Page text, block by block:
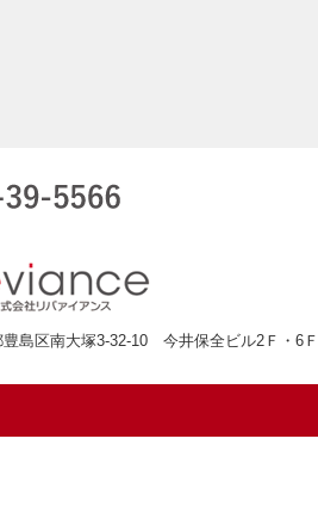
豊島区南大塚3-32-10 今井保全ビル2Ｆ・6Ｆ